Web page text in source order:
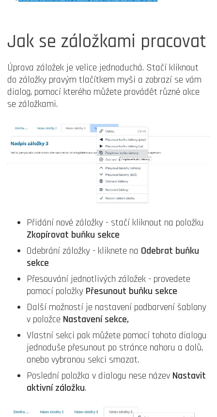
Jak se záložkami pracovat
Úprava záložek je velice jednoduchá. Stačí kliknout
do záložky pravým tlačítkem myši a zobrazí se vám
dialog, pomocí kterého můžete provádět různé akce
se záložkami.
Přidání nové záložky - stačí kliknout na položku
Zkopírovat buňku sekce
Odebrání záložky - kliknete na Odebrat buňku
sekce
Přesouvání jednotlivých záložek - provedete
pomocí položky Přesunout buňku sekce
Další možností je nastavení podbarvení šablony
v položce Nastavení sekce,
Vlastní sekci pak můžete pomocí tohoto dialogu
jednoduše přesunout po stránce nahoru a dolů,
anebo vybranou sekci smazat.
Poslední položka v dialogu nese název Nastavit
aktivní záložku.